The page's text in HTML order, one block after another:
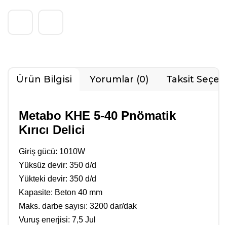
Ürün Bilgisi Yorumlar (0) Taksit
Metabo KHE 5-40 Pnömatik
Kırıcı Delici
Giriş gücü: 1010W
Yüksüz devir: 350 d/d
Yükteki devir: 350 d/d
Kapasite: Beton 40 mm
Maks. darbe sayısı: 3200 dar/dak
Vuruş enerjisi: 7,5 Jul